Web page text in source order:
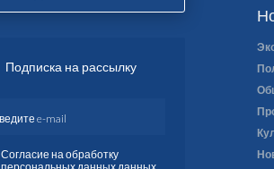
Подписка на рассылку
Согласие на обработку